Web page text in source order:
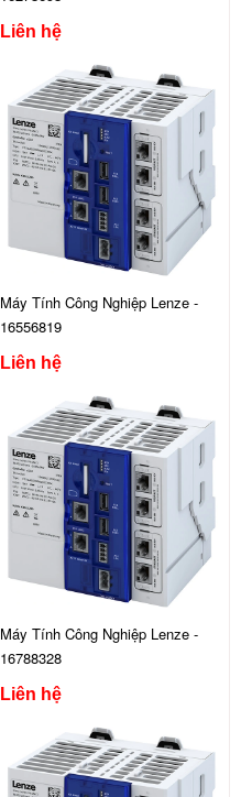
Liên hệ
Máy Tính Công Nghiệp Lenze -
16556819
Liên hệ
Máy Tính Công Nghiệp Lenze -
16788328
Liên hệ